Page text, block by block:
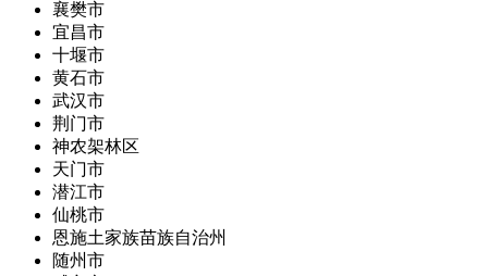
襄樊市
宜昌市
十堰市
黄石市
武汉市
荆门市
神农架林区
天门市
潜江市
仙桃市
恩施土家族苗族自治州
随州市